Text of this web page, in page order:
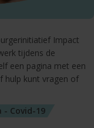
Impact
tijdens de
een pagina met een
hulp kunt vragen of
- Covid-19